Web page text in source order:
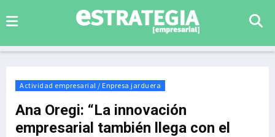
Actividad empresarial / Enpresa jarduera
Ana Oregi: “La innovación
empresarial también llega con el